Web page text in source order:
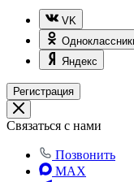
VK
Яндекс
Регистрация
Связаться с нами
Позвонить
MAX